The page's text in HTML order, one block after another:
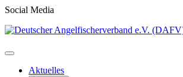
Social Media
Aktuelles